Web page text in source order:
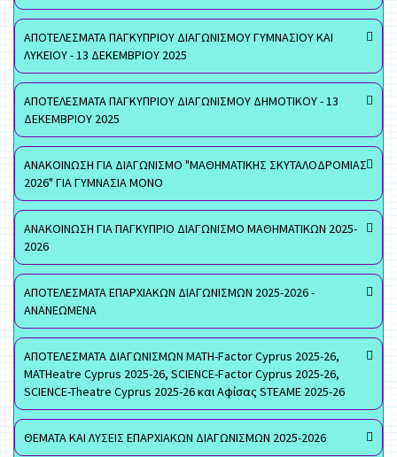
ΑΠΟΤΕΛΕΣΜΑΤΑ ΠΑΓΚΥΠΡΙΟΥ ΔΙΑΓΩΝΙΣΜΟΥ ΓΥΜΝΑΣΙΟΥ ΚΑΙ
ΛΥΚΕΙΟΥ - 13 ΔΕΚΕΜΒΡΙΟΥ 2025
ΑΠΟΤΕΛΕΣΜΑΤΑ ΠΑΓΚΥΠΡΙΟΥ ΔΙΑΓΩΝΙΣΜΟΥ ΔΗΜΟΤΙΚΟΥ - 13
ΔΕΚΕΜΒΡΙΟΥ 2025
ΑΝΑΚΟΙΝΩΣΗ ΓΙΑ ΔΙΑΓΩΝΙΣΜΟ "ΜΑΘΗΜΑΤΙΚΗΣ ΣΚΥΤΑΛΟΔΡΟΜΙΑΣ
2026" ΓΙΑ ΓΥΜΝΑΣΙΑ ΜΟΝΟ
ΑΝΑΚΟΙΝΩΣΗ ΓΙΑ ΠΑΓΚΥΠΡΙΟ ΔΙΑΓΩΝΙΣΜΟ ΜΑΘΗΜΑΤΙΚΩΝ 2025-
2026
ΑΠΟΤΕΛΕΣΜΑΤΑ ΕΠΑΡΧΙΑΚΩΝ ΔΙΑΓΩΝΙΣΜΩΝ 2025-2026 -
ΑΝΑΝΕΩΜΕΝΑ
ΑΠΟΤΕΛΕΣΜΑΤΑ ΔΙΑΓΩΝΙΣΜΩΝ MATH-Factor Cyprus 2025-26,
MATHeatre Cyprus 2025-26, SCIENCE-Factor Cyprus 2025-26,
SCIENCE-Theatre Cyprus 2025-26 και Αφίσας STEAME 2025-26
ΘΕΜΑΤΑ ΚΑΙ ΛΥΣΕΙΣ ΕΠΑΡΧΙΑΚΩΝ ΔΙΑΓΩΝΙΣΜΩΝ 2025-2026